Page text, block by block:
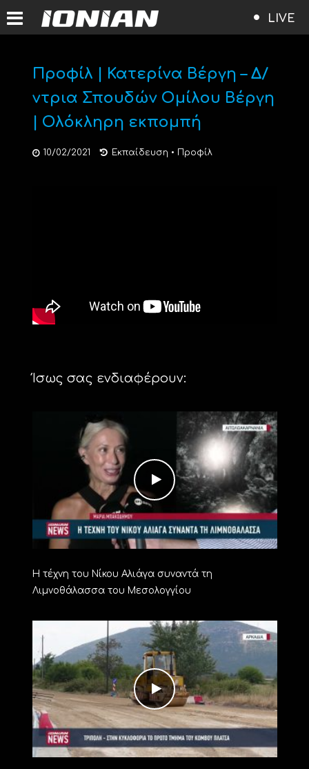
LIVE
Προφίλ | Κατερίνα Βέργη – Δ/
ντρια Σπουδών Ομίλου Βέργη
| Ολόκληρη εκπομπή
10/02/2021 Εκπαίδευση • Προφίλ
Ίσως σας ενδιαφέρουν:
Η τέχνη του Νίκου Αλιάγα συναντά τη
Λιμνοθάλασσα του Μεσολογγίου